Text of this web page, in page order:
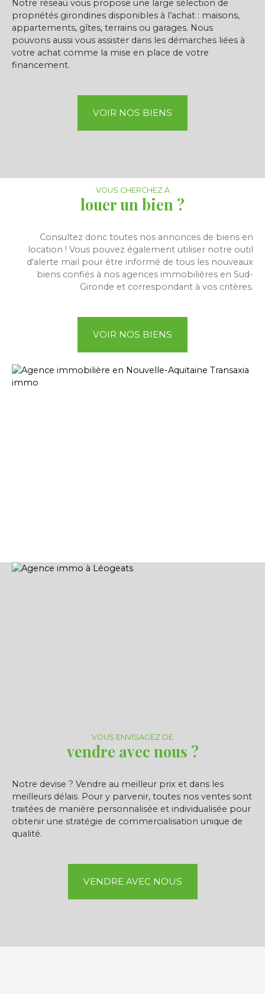
Notre réseau vous propose une large sélection de
propriétés girondines disponibles à l’achat : maisons,
appartements, gîtes, terrains ou garages. Nous
pouvons aussi vous assister dans les démarches liées à
votre achat comme la mise en place de votre
financement.
VOIR NOS BIENS
VOUS CHERCHEZ À
louer un bien ?
Consultez donc toutes nos annonces de biens en
location ! Vous pouvez également utiliser notre outil
d'alerte mail pour être informé de tous les nouveaux
biens confiés à nos agences immobilières en Sud-
Gironde et correspondant à vos critères.
VOIR NOS BIENS
VOUS ENVISAGEZ DE
vendre avec nous ?
Notre devise ? Vendre au meilleur prix et dans les
meilleurs délais. Pour y parvenir, toutes nos ventes sont
traitées de manière personnalisée et individualisée pour
obtenir une stratégie de commercialisation unique de
qualité.
VENDRE AVEC NOUS